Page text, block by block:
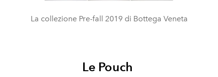
La collezione Pre-fall 2019 di Bottega Veneta
Le Pouch